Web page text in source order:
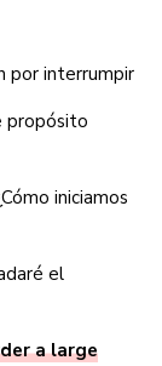
por interrumpir
propósito
iniciamos
el
a large